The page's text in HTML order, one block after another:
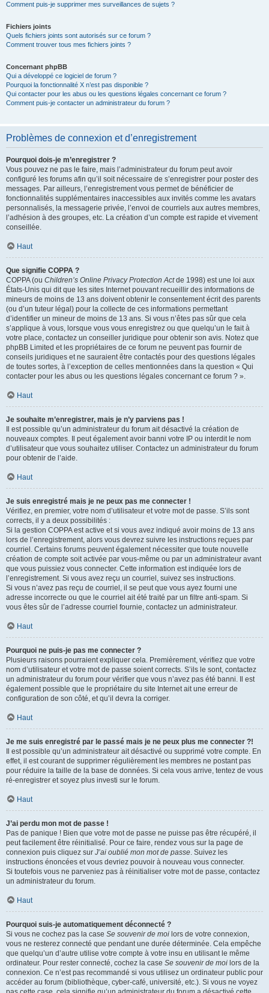
Comment puis-je supprimer mes surveillances de sujets ?
Fichiers joints
Quels fichiers joints sont autorisés sur ce forum ?
Comment trouver tous mes fichiers joints ?
Concernant phpBB
Qui a développé ce logiciel de forum ?
Pourquoi la fonctionnalité X n’est pas disponible ?
Qui contacter pour les abus ou les questions légales concernant ce forum ?
Comment puis-je contacter un administrateur du forum ?
Problèmes de connexion et d’enregistrement
Pourquoi dois-je m’enregistrer ?
Vous pouvez ne pas le faire, mais l’administrateur du forum peut avoir
configuré les forums afin qu’il soit nécessaire de s’enregistrer pour poster des
messages. Par ailleurs, l’enregistrement vous permet de bénéficier de
fonctionnalités supplémentaires inaccessibles aux invités comme les avatars
personnalisés, la messagerie privée, l’envoi de courriels aux autres membres,
l’adhésion à des groupes, etc. La création d’un compte est rapide et vivement
conseillée.
Haut
Que signifie COPPA ?
COPPA (ou Children’s Online Privacy Protection Actde 1998) est une loi aux
États-Unis qui dit que les sites Internet pouvant recueillir des informations de
mineurs de moins de 13 ans doivent obtenir le consentement écrit des parents
(ou d’un tuteur légal) pour la collecte de ces informations permettant
d’identifier un mineur de moins de 13 ans. Si vous n’êtes pas sûr que cela
s’applique à vous, lorsque vous vous enregistrez ou que quelqu’un le fait à
votre place, contactez un conseiller juridique pour obtenir son avis. Notez que
phpBB Limited et les propriétaires de ce forum ne peuvent pas fournir de
conseils juridiques et ne sauraient être contactés pour des questions légales
de toutes sortes, à l’exception de celles mentionnées dans la question « Qui
contacter pour les abus ou les questions légales concernant ce forum ? ».
Haut
Je souhaite m’enregistrer, mais je n’y parviens pas !
Il est possible qu’un administrateur du forum ait désactivé la création de
nouveaux comptes. Il peut également avoir banni votre IP ou interdit le nom
d’utilisateur que vous souhaitez utiliser. Contactez un administrateur du forum
pour obtenir de l’aide.
Haut
Je suis enregistré mais je ne peux pas me connecter !
Vérifiez, en premier, votre nom d’utilisateur et votre mot de passe. S’ils sont
corrects, il y a deux possibilités :
Si la gestion COPPA est active et si vous avez indiqué avoir moins de 13 ans
lors de l’enregistrement, alors vous devrez suivre les instructions reçues par
courriel. Certains forums peuvent également nécessiter que toute nouvelle
création de compte soit activée par vous-même ou par un administrateur avant
que vous puissiez vous connecter. Cette information est indiquée lors de
l’enregistrement. Si vous avez reçu un courriel, suivez ses instructions.
Si vous n’avez pas reçu de courriel, il se peut que vous ayez fourni une
adresse incorrecte ou que le courriel ait été traité par un filtre anti-spam. Si
vous êtes sûr de l’adresse courriel fournie, contactez un administrateur.
Haut
Pourquoi ne puis-je pas me connecter ?
Plusieurs raisons pourraient expliquer cela. Premièrement, vérifiez que votre
nom d’utilisateur et votre mot de passe soient corrects. S’ils le sont, contactez
un administrateur du forum pour vérifier que vous n’avez pas été banni. Il est
également possible que le propriétaire du site Internet ait une erreur de
configuration de son côté, et qu’il devra la corriger.
Haut
Je me suis enregistré par le passé mais je ne peux plus me connecter ?!
Il est possible qu’un administrateur ait désactivé ou supprimé votre compte. En
effet, il est courant de supprimer régulièrement les membres ne postant pas
pour réduire la taille de la base de données. Si cela vous arrive, tentez de vous
ré-enregistrer et soyez plus investi sur le forum.
Haut
J’ai perdu mon mot de passe !
Pas de panique ! Bien que votre mot de passe ne puisse pas être récupéré, il
peut facilement être réinitialisé. Pour ce faire, rendez vous sur la page de
connexion puis cliquez sur J’ai oublié mon mot de passe. Suivez les
instructions énoncées et vous devriez pouvoir à nouveau vous connecter.
Si toutefois vous ne parveniez pas à réinitialiser votre mot de passe, contactez
un administrateur du forum.
Haut
Pourquoi suis-je automatiquement déconnecté ?
Si vous ne cochez pas la case Se souvenir de moi lors de votre connexion,
vous ne resterez connecté que pendant une durée déterminée. Cela empêche
que quelqu’un d’autre utilise votre compte à votre insu en utilisant le même
ordinateur. Pour rester connecté, cochez la case Se souvenir de moi lors de la
connexion. Ce n’est pas recommandé si vous utilisez un ordinateur public pour
accéder au forum (bibliothèque, cyber-café, université, etc.). Si vous ne voyez